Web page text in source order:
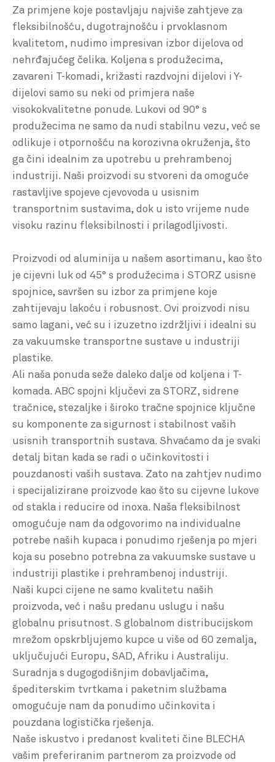
Za primjene koje postavljaju najviše zahtjeve za
fleksibilnošću, dugotrajnošću i prvoklasnom
kvalitetom, nudimo impresivan izbor dijelova od
nehrđajućeg čelika. Koljena s produžecima,
zavareni T-komadi, križasti razdvojni dijelovi i Y-
dijelovi samo su neki od primjera naše
visokokvalitetne ponude. Lukovi od 90° s
produžecima ne samo da nudi stabilnu vezu, već se
odlikuje i otpornošću na korozivna okruženja, što
ga čini idealnim za upotrebu u prehrambenoj
industriji. Naši proizvodi su stvoreni da omoguće
rastavljive spojeve cjevovoda u usisnim
transportnim sustavima, dok u isto vrijeme nude
visoku razinu fleksibilnosti i prilagodljivosti.
Proizvodi od aluminija u našem asortimanu, kao što
je cijevni luk od 45° s produžecima i STORZ usisne
spojnice, savršen su izbor za primjene koje
zahtijevaju lakoću i robusnost. Ovi proizvodi nisu
samo lagani, već su i izuzetno izdržljivi i idealni su
za vakuumske transportne sustave u industriji
plastike.
Ali naša ponuda seže daleko dalje od koljena i T-
komada. ABC spojni ključevi za STORZ, sidrene
tračnice, stezaljke i široko tračne spojnice ključne
su komponente za sigurnost i stabilnost vaših
usisnih transportnih sustava. Shvaćamo da je svaki
detalj bitan kada se radi o učinkovitosti i
pouzdanosti vaših sustava. Zato na zahtjev nudimo
i specijalizirane proizvode kao što su cijevne lukove
od stakla i reducire od inoxa. Naša fleksibilnost
omogućuje nam da odgovorimo na individualne
potrebe naših kupaca i ponudimo rješenja po mjeri
koja su posebno potrebna za vakuumske sustave u
industriji plastike i prehrambenoj industriji.
Naši kupci cijene ne samo kvalitetu naših
proizvoda, već i našu predanu uslugu i našu
globalnu prisutnost. S globalnom distribucijskom
mrežom opskrbljujemo kupce u više od 60 zemalja,
uključujući Europu, SAD, Afriku i Australiju.
Suradnja s dugogodišnjim dobavljačima,
špediterskim tvrtkama i paketnim službama
omogućuje nam da ponudimo učinkovita i
pouzdana logistička rješenja.
Naše iskustvo i predanost kvaliteti čine BLECHA
vašim preferiranim partnerom za proizvode od